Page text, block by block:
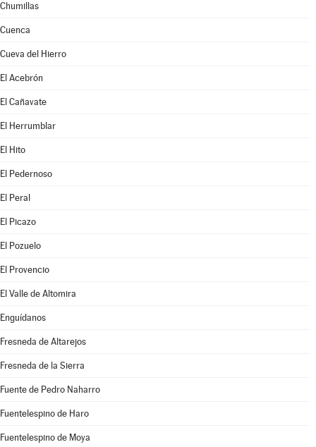
Chumillas
Cuenca
Cueva del Hierro
El Acebrón
El Cañavate
El Herrumblar
El Hito
El Pedernoso
El Peral
El Picazo
El Pozuelo
El Provencio
El Valle de Altomira
Enguídanos
Fresneda de Altarejos
Fresneda de la Sierra
Fuente de Pedro Naharro
Fuentelespino de Haro
Fuentelespino de Moya